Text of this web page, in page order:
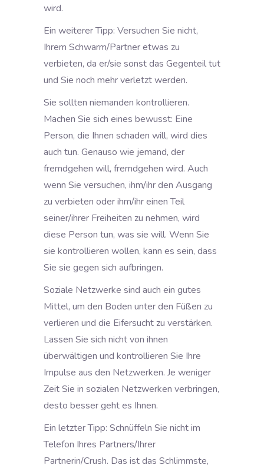
wird.
Ein weiterer Tipp: Versuchen Sie nicht,
Ihrem Schwarm/Partner etwas zu
verbieten, da er/sie sonst das Gegenteil tut
und Sie noch mehr verletzt werden.
Sie sollten niemanden kontrollieren.
Machen Sie sich eines bewusst: Eine
Person, die Ihnen schaden will, wird dies
auch tun. Genauso wie jemand, der
fremdgehen will, fremdgehen wird. Auch
wenn Sie versuchen, ihm/ihr den Ausgang
zu verbieten oder ihm/ihr einen Teil
seiner/ihrer Freiheiten zu nehmen, wird
diese Person tun, was sie will. Wenn Sie
sie kontrollieren wollen, kann es sein, dass
Sie sie gegen sich aufbringen.
Soziale Netzwerke sind auch ein gutes
Mittel, um den Boden unter den Füßen zu
verlieren und die Eifersucht zu verstärken.
Lassen Sie sich nicht von ihnen
überwältigen und kontrollieren Sie Ihre
Impulse aus den Netzwerken. Je weniger
Zeit Sie in sozialen Netzwerken verbringen,
desto besser geht es Ihnen.
Ein letzter Tipp: Schnüffeln Sie nicht im
Telefon Ihres Partners/Ihrer
Partnerin/Crush. Das ist das Schlimmste,